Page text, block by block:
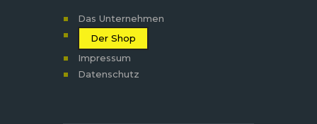
Das Unternehmen
Der Shop
Impressum
Datenschutz